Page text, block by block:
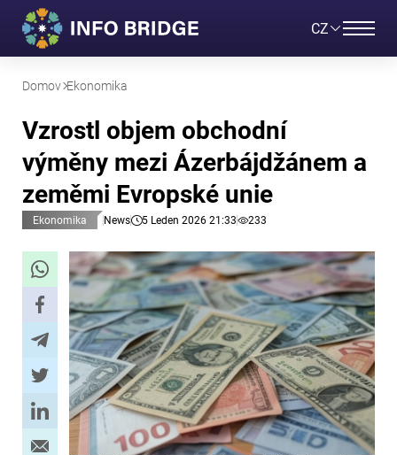
CZ
Domov Ekonomika
Vzrostl objem obchodní
výměny mezi Ázerbájdžánem a
zeměmi Evropské unie
Ekonomika News 5 Leden 2026 21:33 233